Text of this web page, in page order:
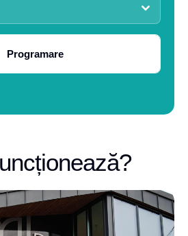
Programare